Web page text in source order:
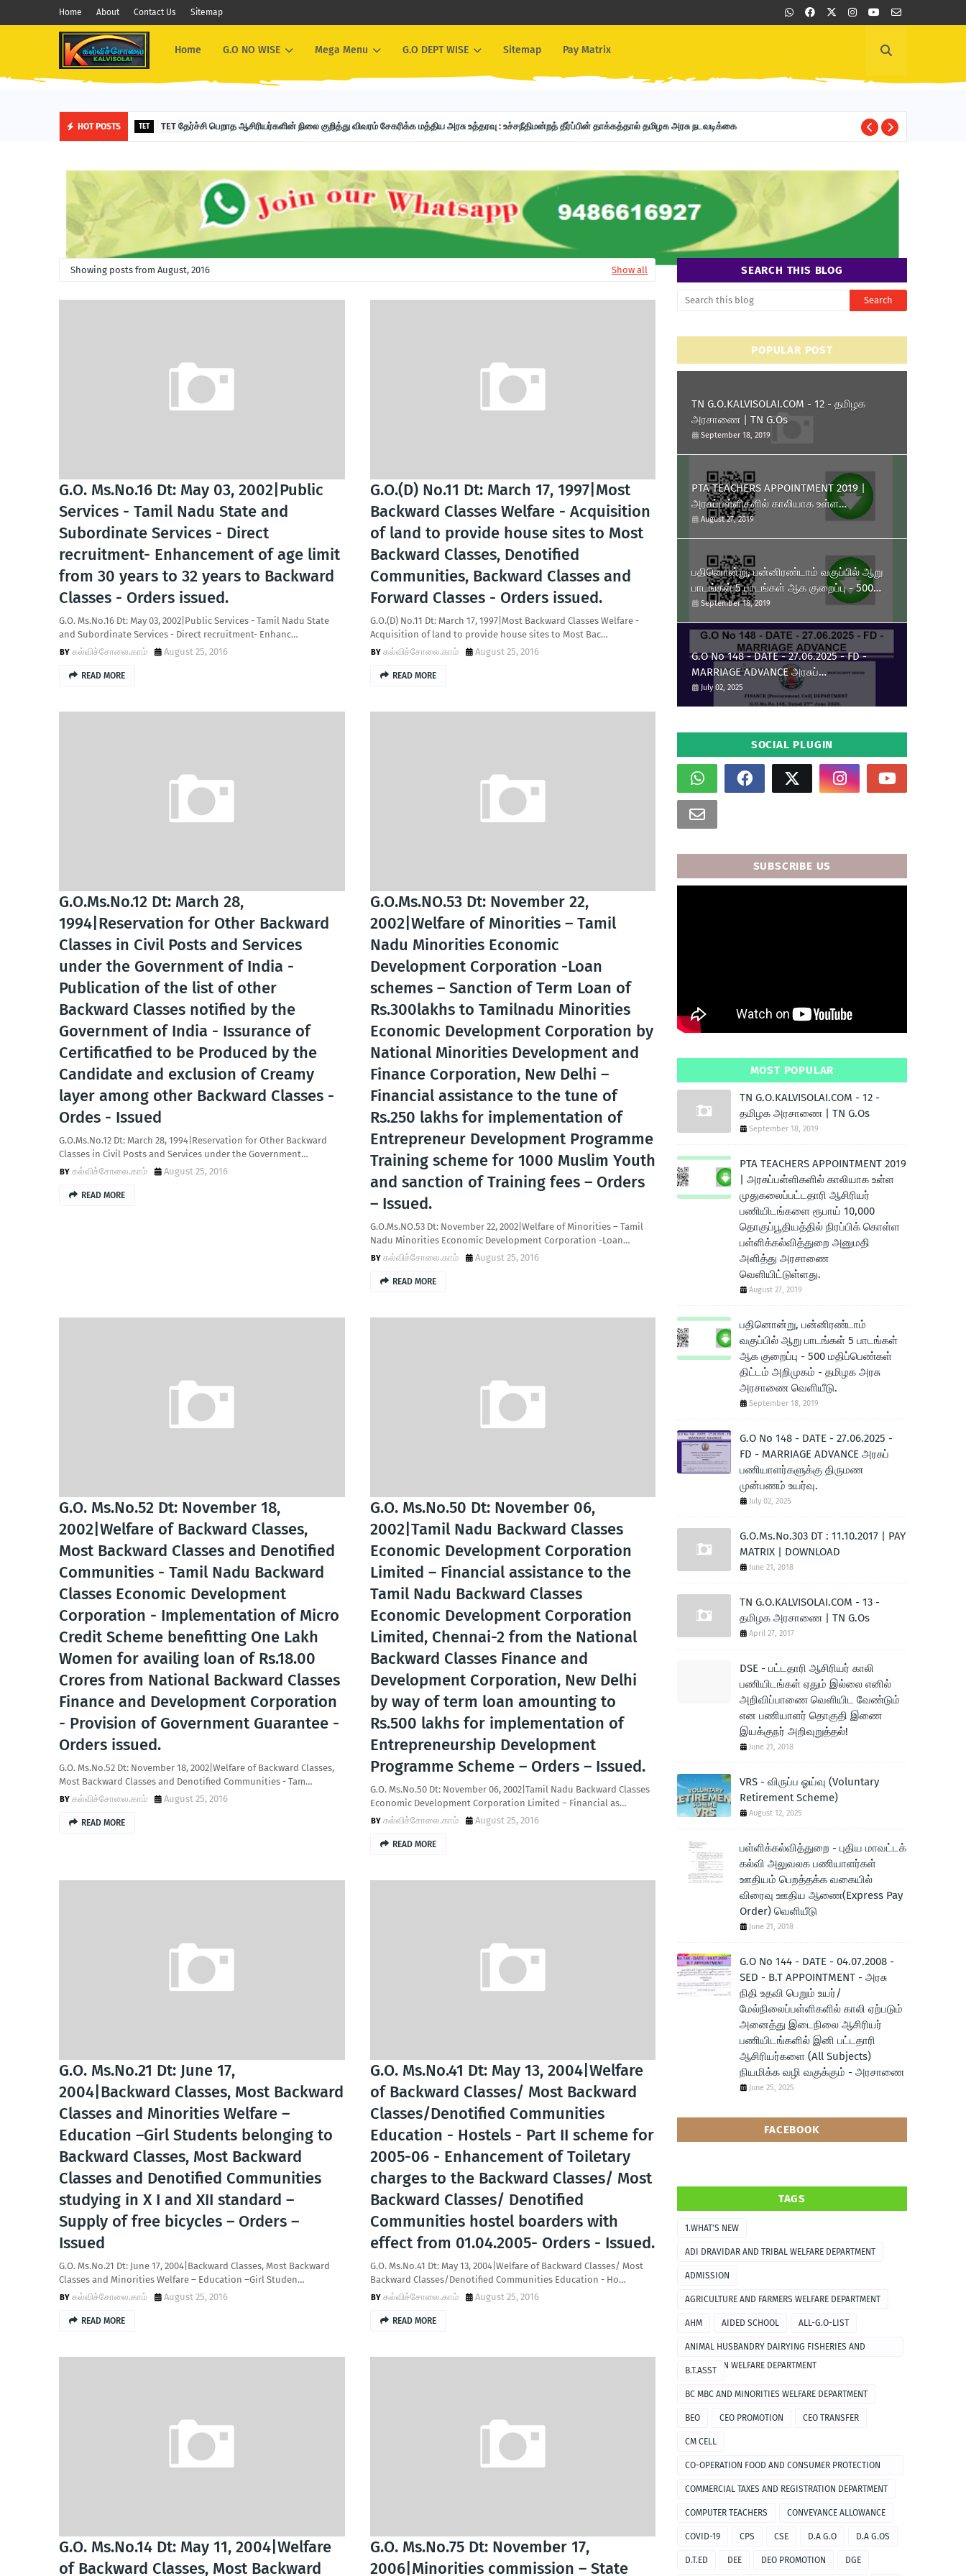
Home About Contact Us Sitemap
Home G.O NO WISE Mega Menu G.O DEPT WISE Sitemap Pay Matrix
HOT POSTS TET TET தேர்ச்சி பெறாத ஆசிரியர்களின் நிலை குறித்து விவரம் சேகரிக்க மத்திய அரசு உத்தரவு : உச்சநீதிமன்றத் தீர்ப்பின் தாக்கத்தால் தமிழக அரசு நடவடிக்கை
Showing posts from August, 2016 Show all
G.O. Ms.No.16 Dt: May 03, 2002|Public
Services - Tamil Nadu State and
Subordinate Services - Direct
recruitment- Enhancement of age limit
from 30 years to 32 years to Backward
Classes - Orders issued.
G.O. Ms.No.16 Dt: May 03, 2002|Public Services - Tamil Nadu State
and Subordinate Services - Direct recruitment- Enhanc…
கல்விச்சோலை.காம்
August 25, 2016
READ MORE
G.O.(D) No.11 Dt: March 17, 1997|Most
Backward Classes Welfare - Acquisition
of land to provide house sites to Most
Backward Classes, Denotified
Communities, Backward Classes and
Forward Classes - Orders issued.
G.O.(D) No.11 Dt: March 17, 1997|Most Backward Classes Welfare -
Acquisition of land to provide house sites to Most Bac…
கல்விச்சோலை.காம்
August 25, 2016
READ MORE
G.O.Ms.No.12 Dt: March 28,
1994|Reservation for Other Backward
Classes in Civil Posts and Services
under the Government of India -
Publication of the list of other
Backward Classes notified by the
Government of India - Issurance of
Certificatfied to be Produced by the
Candidate and exclusion of Creamy
layer among other Backward Classes -
Ordes - Issued
G.O.Ms.No.12 Dt: March 28, 1994|Reservation for Other Backward
Classes in Civil Posts and Services under the Government…
கல்விச்சோலை.காம்
August 25, 2016
READ MORE
G.O.Ms.NO.53 Dt: November 22,
2002|Welfare of Minorities – Tamil
Nadu Minorities Economic
Development Corporation -Loan
schemes – Sanction of Term Loan of
Rs.300lakhs to Tamilnadu Minorities
Economic Development Corporation by
National Minorities Development and
Finance Corporation, New Delhi –
Financial assistance to the tune of
Rs.250 lakhs for implementation of
Entrepreneur Development Programme
Training scheme for 1000 Muslim Youth
and sanction of Training fees – Orders
– Issued.
G.O.Ms.NO.53 Dt: November 22, 2002|Welfare of Minorities – Tamil
Nadu Minorities Economic Development Corporation -Loan…
கல்விச்சோலை.காம்
August 25, 2016
READ MORE
G.O. Ms.No.52 Dt: November 18,
2002|Welfare of Backward Classes,
Most Backward Classes and Denotified
Communities - Tamil Nadu Backward
Classes Economic Development
Corporation - Implementation of Micro
Credit Scheme benefitting One Lakh
Women for availing loan of Rs.18.00
Crores from National Backward Classes
Finance and Development Corporation
- Provision of Government Guarantee -
Orders issued.
G.O. Ms.No.52 Dt: November 18, 2002|Welfare of Backward Classes,
Most Backward Classes and Denotified Communities - Tam…
கல்விச்சோலை.காம்
August 25, 2016
READ MORE
G.O. Ms.No.50 Dt: November 06,
2002|Tamil Nadu Backward Classes
Economic Development Corporation
Limited – Financial assistance to the
Tamil Nadu Backward Classes
Economic Development Corporation
Limited, Chennai-2 from the National
Backward Classes Finance and
Development Corporation, New Delhi
by way of term loan amounting to
Rs.500 lakhs for implementation of
Entrepreneurship Development
Programme Scheme – Orders – Issued.
G.O. Ms.No.50 Dt: November 06, 2002|Tamil Nadu Backward Classes
Economic Development Corporation Limited – Financial as…
கல்விச்சோலை.காம்
August 25, 2016
READ MORE
G.O. Ms.No.21 Dt: June 17,
2004|Backward Classes, Most Backward
Classes and Minorities Welfare –
Education –Girl Students belonging to
Backward Classes, Most Backward
Classes and Denotified Communities
studying in X I and XII standard –
Supply of free bicycles – Orders –
Issued
G.O. Ms.No.21 Dt: June 17, 2004|Backward Classes, Most Backward
Classes and Minorities Welfare – Education –Girl Studen…
கல்விச்சோலை.காம்
August 25, 2016
READ MORE
G.O. Ms.No.41 Dt: May 13, 2004|Welfare
of Backward Classes/ Most Backward
Classes/Denotified Communities
Education - Hostels - Part II scheme for
2005-06 - Enhancement of Toiletary
charges to the Backward Classes/ Most
Backward Classes/ Denotified
Communities hostel boarders with
effect from 01.04.2005- Orders - Issued.
G.O. Ms.No.41 Dt: May 13, 2004|Welfare of Backward Classes/ Most
Backward Classes/Denotified Communities Education - Ho…
கல்விச்சோலை.காம்
August 25, 2016
READ MORE
G.O. Ms.No.14 Dt: May 11, 2004|Welfare
of Backward Classes, Most Backward
G.O. Ms.No.75 Dt: November 17,
2006|Minorities commission – State
SEARCH THIS BLOG
POPULAR POST
TN G.O.KALVISOLAI.COM - 12 - தமிழக
அரசாணை | TN G.Os
September 18, 2019
PTA TEACHERS APPOINTMENT 2019 |
அரசுப்பள்ளிகளில் காலியாக உள்ள
முதுகலைப்பட்டதாரி ஆசிரியர்
பணியிடங்களை ரூபாய் 10,000
பள்ளிக்கல்வித்துறை அனுமதி அளித்து
அரசாணை வெளியிட்டுள்ளது.
August 27, 2019
பதினொன்று, பன்னிரண்டாம் வகுப்பில் ஆறு
பாடங்கள் 5 பாடங்கள் ஆக குறைப்பு - 500
மதிப்பெண்கள் திட்டம் அறிமுகம் - தமிழக
அரசு அரசாணை வெளியீடு.
September 18, 2019
G.O No 148 - DATE - 27.06.2025 - FD -
MARRIAGE ADVANCE அரசுப்
பணியாளர்களுக்கு திருமண முன்பணம்
உயர்வு.
July 02, 2025
SOCIAL PLUGIN
SUBSCRIBE US
MOST POPULAR
TN G.O.KALVISOLAI.COM - 12 -
தமிழக அரசாணை | TN G.Os
September 18, 2019
PTA TEACHERS APPOINTMENT 2019
| அரசுப்பள்ளிகளில் காலியாக உள்ள
முதுகலைப்பட்டதாரி ஆசிரியர்
பணியிடங்களை ரூபாய் 10,000
தொகுப்பூதியத்தில் நிரப்பிக் கொள்ள
பள்ளிக்கல்வித்துறை அனுமதி
அளித்து அரசாணை
வெளியிட்டுள்ளது.
August 27, 2019
பதினொன்று, பன்னிரண்டாம்
வகுப்பில் ஆறு பாடங்கள் 5 பாடங்கள்
ஆக குறைப்பு - 500 மதிப்பெண்கள்
திட்டம் அறிமுகம் - தமிழக அரசு
அரசாணை வெளியீடு.
September 18, 2019
G.O No 148 - DATE - 27.06.2025 -
FD - MARRIAGE ADVANCE அரசுப்
பணியாளர்களுக்கு திருமண
முன்பணம் உயர்வு.
July 02, 2025
G.O.Ms.No.303 DT : 11.10.2017 | PAY
MATRIX | DOWNLOAD
June 21, 2018
TN G.O.KALVISOLAI.COM - 13 -
தமிழக அரசாணை | TN G.Os
April 27, 2017
DSE - பட்டதாரி ஆசிரியர் காலி
பணியிடங்கள் ஏதும் இல்லை எனில்
அறிவிப்பாணை வெளியிட வேண்டும்
என பணியாளர் தொகுதி இணை
இயக்குநர் அறிவுறுத்தல்!
June 21, 2018
VRS - விருப்ப ஓய்வு (Voluntary
Retirement Scheme)
August 12, 2025
பள்ளிக்கல்வித்துறை - புதிய மாவட்டக்
கல்வி அலுவலக பணியாளர்கள்
ஊதியம் பெறத்தக்க வகையில்
விரைவு ஊதிய ஆணை(Express Pay
Order) வெளியீடு
June 21, 2018
G.O No 144 - DATE - 04.07.2008 -
SED - B.T APPOINTMENT - அரசு
நிதி உதவி பெறும் உயர்/
மேல்நிலைப்பள்ளிகளில் காலி ஏற்படும்
அனைத்து இடைநிலை ஆசிரியர்
பணியிடங்களில் இனி பட்டதாரி
ஆசிரியர்களை (All Subjects)
நியமிக்க வழி வகுக்கும் - அரசாணை
June 25, 2025
FACEBOOK
TAGS
1.WHAT'S NEW
ADI DRAVIDAR AND TRIBAL WELFARE DEPARTMENT
ADMISSION
AGRICULTURE AND FARMERS WELFARE DEPARTMENT
AHM AIDED SCHOOL ALL-G.O-LIST
ANIMAL HUSBANDRY DAIRYING FISHERIES AND
FISHERMEN WELFARE DEPARTMENT
B.T.ASST
BC MBC AND MINORITIES WELFARE DEPARTMENT
BEO CEO PROMOTION CEO TRANSFER
CM CELL
CO-OPERATION FOOD AND CONSUMER PROTECTION
DEPARTMENT
COMMERCIAL TAXES AND REGISTRATION DEPARTMENT
COMPUTER TEACHERS CONVEYANCE ALLOWANCE
COVID-19 CPS CSE D.A G.O D.A G.OS
D.T.ED DEE DEO PROMOTION DGE